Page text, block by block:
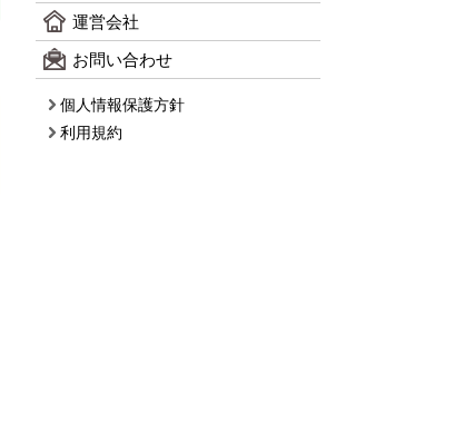
運営会社
お問い合わせ
個人情報保護方針
利用規約